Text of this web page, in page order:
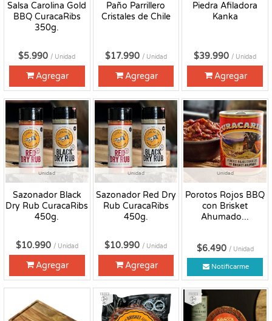
Salsa Carolina Gold
BBQ CuracaRibs
350g.
$5.990 / Unidad
Agregar
Paño Parrillero
Cristales de Chile
$17.990 / Unidad
Agregar
Piedra Afiladora
Kanka
$39.990 / Unidad
Agregar
Unidad
Sazonador Black
Dry Rub CuracaRibs
450g.
$10.990 / Unidad
Agregar
Unidad
Sazonador Red Dry
Rub CuracaRibs
450g.
$10.990 / Unidad
Agregar
Unidad
Porotos Rojos BBQ
con Brisket
Ahumado...
$6.490 / Unidad
Notificarme
Fresco Fresco